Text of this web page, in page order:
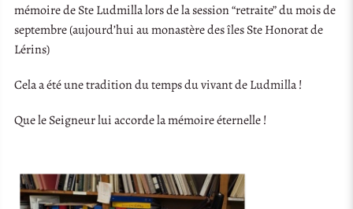
mémoire de Ste Ludmilla lors de la session “retraite” du mois de
septembre (aujourd’hui au monastère des îles Ste Honorat de
Lérins)
Cela a été une tradition du temps du vivant de Ludmilla !
Que le Seigneur lui accorde la mémoire éternelle !